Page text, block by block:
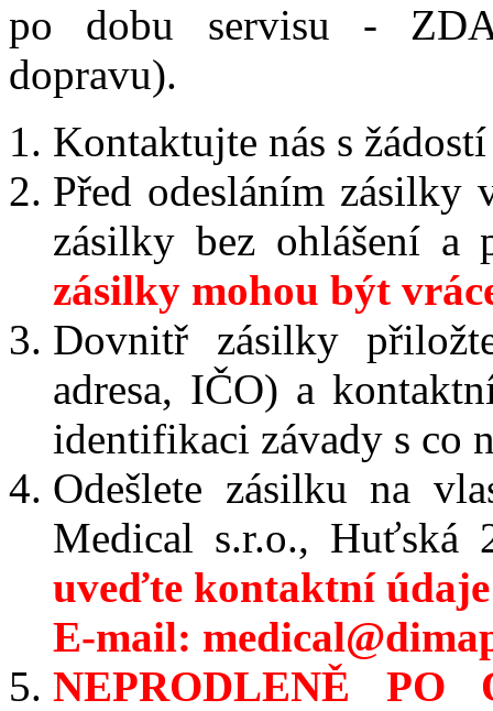
po dobu servisu -
dopravu).
Kontaktujte nás s
Před odesláním zásilky
zásilky bez ohlášení
zásilky mohou být
Dovnitř zásilky
adresa, IČO) a
identifikaci závady s co
Odešlete zásilku na
Medical s.r.o.,
uveďte kontaktní
E-mail:
NEPRODLENĚ PO